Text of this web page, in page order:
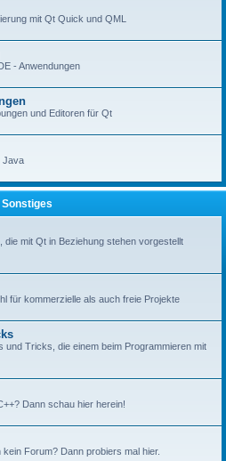
mit Qt Quick und QML
- Anwendungen
und Editoren für Qt
Java
Sonstiges
die mit Qt in Beziehung stehen vorgestellt
für kommerzielle als auch freie Projekte
und Tricks, die einem beim Programmieren mit
Dann schau hier herein!
Forum? Dann probiers mal hier.